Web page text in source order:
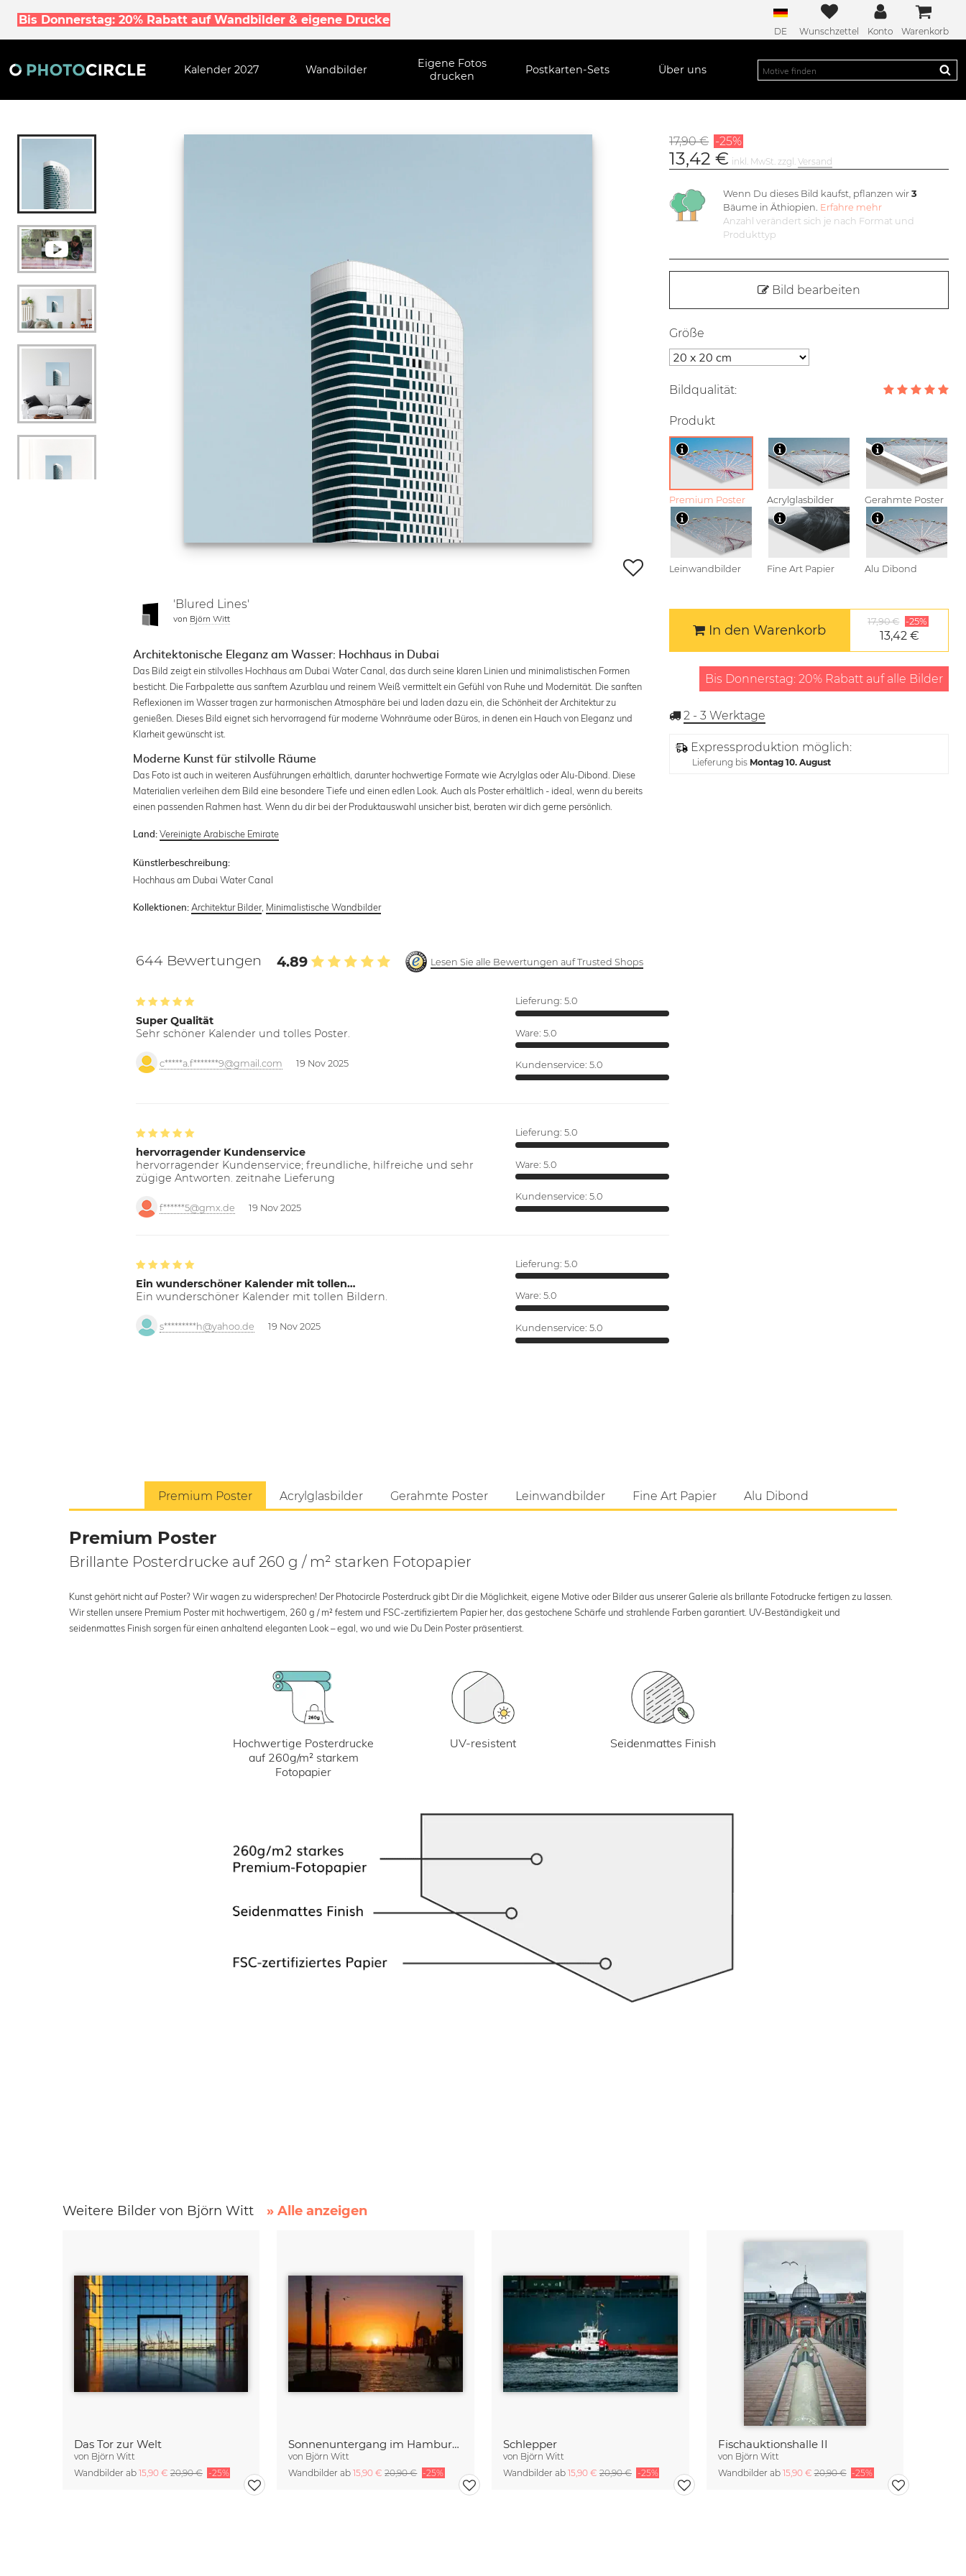
Bis Donnerstag: 20% Rabatt auf Wandbilder & eigene Drucke
DE Wunschzettel Konto Warenkorb
Kalender 2027 Wandbilder
Eigene Fotos
drucken
Postkarten-Sets Über uns
'Blured Lines'
von Björn Witt
Architektonische Eleganz am Wasser: Hochhaus in Dubai
Das Bild zeigt ein stilvolles Hochhaus am Dubai Water Canal, das durch seine klaren Linien und minimalistischen Formen
besticht. Die Farbpalette aus sanftem Azurblau und reinem Weiß vermittelt ein Gefühl von Ruhe und Modernität. Die sanften
Reflexionen im Wasser tragen zur harmonischen Atmosphäre bei und laden dazu ein, die Schönheit der Architektur zu
genießen. Dieses Bild eignet sich hervorragend für moderne Wohnräume oder Büros, in denen ein Hauch von Eleganz und
Klarheit gewünscht ist.
Moderne Kunst für stilvolle Räume
Das Foto ist auch in weiteren Ausführungen erhältlich, darunter hochwertige Formate wie Acrylglas oder Alu-Dibond. Diese
Materialien verleihen dem Bild eine besondere Tiefe und einen edlen Look. Auch als Poster erhältlich - ideal, wenn du bereits
einen passenden Rahmen hast. Wenn du dir bei der Produktauswahl unsicher bist, beraten wir dich gerne persönlich.
Land: Vereinigte Arabische Emirate
Künstlerbeschreibung:
Hochhaus am Dubai Water Canal
Kollektionen: Architektur Bilder, Minimalistische Wandbilder
644 Bewertungen 4.89 Lesen Sie alle Bewertungen auf Trusted Shops
Super Qualität
Sehr schöner Kalender und tolles Poster.
c*****a.f*******9@gmail.com 19 Nov 2025
Lieferung: 5.0
Ware: 5.0
Kundenservice: 5.0
hervorragender Kundenservice
hervorragender Kundenservice; freundliche, hilfreiche und sehr
zügige Antworten. zeitnahe Lieferung
f******5@gmx.de 19 Nov 2025
Lieferung: 5.0
Ware: 5.0
Kundenservice: 5.0
Ein wunderschöner Kalender mit tollen…
Ein wunderschöner Kalender mit tollen Bildern.
s*********h@yahoo.de 19 Nov 2025
Lieferung: 5.0
Ware: 5.0
Kundenservice: 5.0
17,90 € -25%
13,42 € inkl. MwSt. zzgl.Versand
Wenn Du dieses Bild kaufst, pflanzen wir3
Bäume in Äthiopien. Erfahre mehr
Anzahl verändert sich je nach Format und
Produkttyp
Bild bearbeiten
Größe
Bildqualität:
Produkt
Premium Poster Acrylglasbilder Gerahmte Poster
Leinwandbilder Fine Art Papier Alu Dibond
In den Warenkorb
17,90 € -25%
13,42 €
Bis Donnerstag: 20% Rabatt auf alle Bilder
2 - 3 Werktage
Expressproduktion möglich:
Lieferung bis Montag 10. August
Premium Poster Acrylglasbilder Gerahmte Poster Leinwandbilder Fine Art Papier Alu Dibond
Premium Poster
Brillante Posterdrucke auf 260 g / m² starken Fotopapier
Kunst gehört nicht auf Poster? Wir wagen zu widersprechen! Der Photocircle Posterdruck gibt Dir die Möglichkeit, eigene Motive oder Bilder aus unserer Galerie als brillante Fotodrucke fertigen zu lassen.
Wir stellen unsere Premium Poster mit hochwertigem, 260 g / m² festem und FSC-zertifiziertem Papier her, das gestochene Schärfe und strahlende Farben garantiert. UV-Beständigkeit und
seidenmattes Finish sorgen für einen anhaltend eleganten Look – egal, wo und wie Du Dein Poster präsentierst.
Hochwertige Posterdrucke
auf 260g/m² starkem
Fotopapier
UV-resistent Seidenmattes Finish
Weitere Bilder von Björn Witt » Alle anzeigen
Das Tor zur Welt
von Björn Witt
Wandbilder ab 15,90 €20,90 € -25%
Sonnenuntergang im Hamburger Hafen
von Björn Witt
Wandbilder ab15,90 €20,90 € -25%
Schlepper
von Björn Witt
Wandbilder ab 15,90 € 20,90 € -25%
Fischauktionshalle II
von Björn Witt
Wandbilder ab 15,90 €20,90 € -25%